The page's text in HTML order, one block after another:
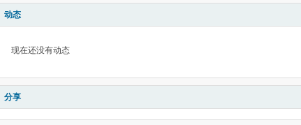
动态
现在还没有动态
分享